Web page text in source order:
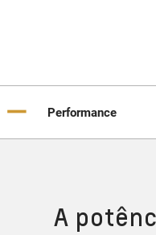
Performance
A